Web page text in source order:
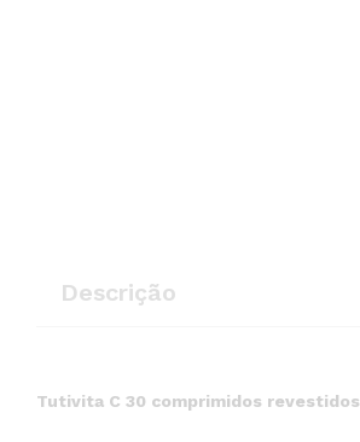
Descrição
Tutivita C 30 comprimidos revestidos